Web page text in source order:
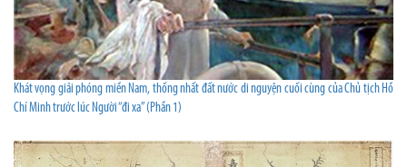
Khát vọng giải phóng miền Nam, thống nhất đất nước di nguyện cuối cùng của Chủ tịch Hồ
Chí Minh trước lúc Người “đi xa” (Phần 1)